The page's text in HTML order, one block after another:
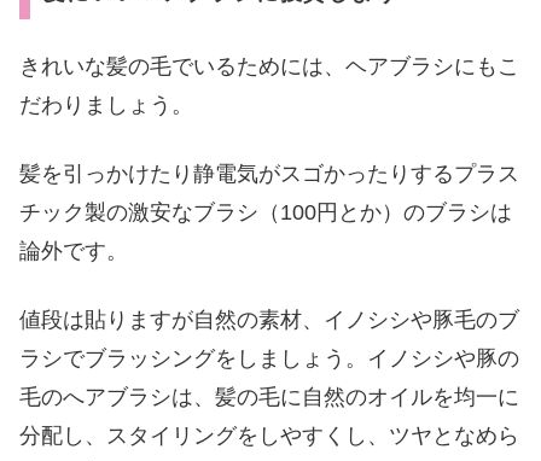
きれいな髪の毛でいるためには、ヘアブラシにもこ
だわりましょう。
髪を引っかけたり静電気がスゴかったりするプラス
チック製の激安なブラシ（100円とか）のブラシは
論外です。
値段は貼りますが自然の素材、イノシシや豚毛のブ
ラシでブラッシングをしましょう。イノシシや豚の
毛のへアブラシは、髪の毛に自然のオイルを均一に
分配し、スタイリングをしやすくし、ツヤとなめら